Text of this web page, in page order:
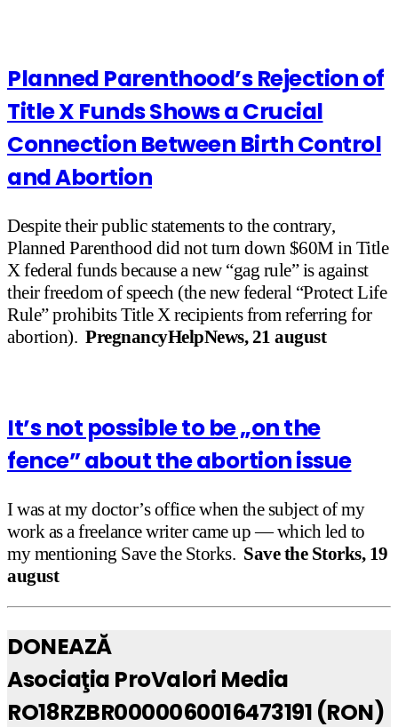
Planned Parenthood’s Rejection of
Title X Funds Shows a Crucial
Connection Between Birth Control
and Abortion
Despite their public statements to the contrary,
Planned Parenthood did not turn down $60M in Title
X federal funds because a new “gag rule” is against
their freedom of speech (the new federal “Protect Life
Rule” prohibits Title X recipients from referring for
abortion). PregnancyHelpNews, 21 august
It’s not possible to be „on the
fence” about the abortion issue
I was at my doctor’s office when the subject of my
work as a freelance writer came up — which led to
my mentioning Save the Storks. Save the Storks, 19
august
DONEAZĂ
Asociaţia ProValori Media
RO18RZBR0000060016473191 (RON)